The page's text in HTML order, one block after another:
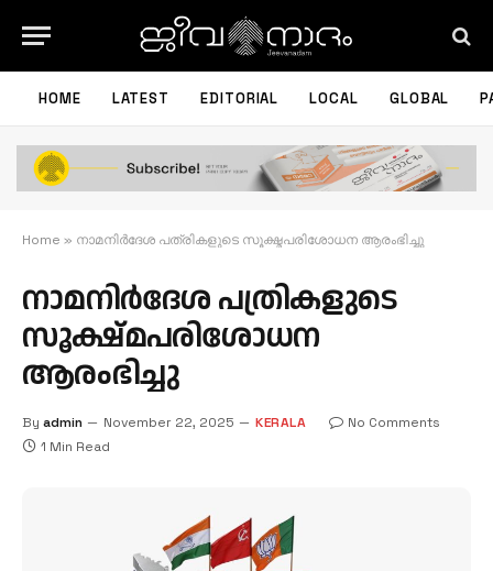
HOME LATEST EDITORIAL LOCAL GLOBAL
Home » നാമനിർദേശ പത്രികളുടെ സൂക്ഷ്മപരിശോധന ആരംഭിച്ചു
നാമനിർദേശ പത്രികളുടെ
സൂക്ഷ്മപരിശോധന
ആരംഭിച്ചു
By admin November 22, 2025 KERALA
No Comments
1 Min Read